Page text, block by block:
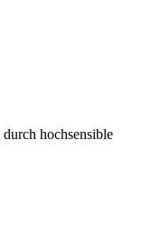
hochsensible